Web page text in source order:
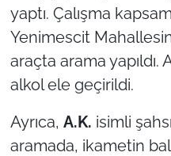
yaptı. Çalışma
Yenimescit
araçta arama
alkol ele geçirildi.
Ayrıca, A.K. isimli
aramada, ikametin
ÇANAKKALE
TÜRKİYE
Güvenlik